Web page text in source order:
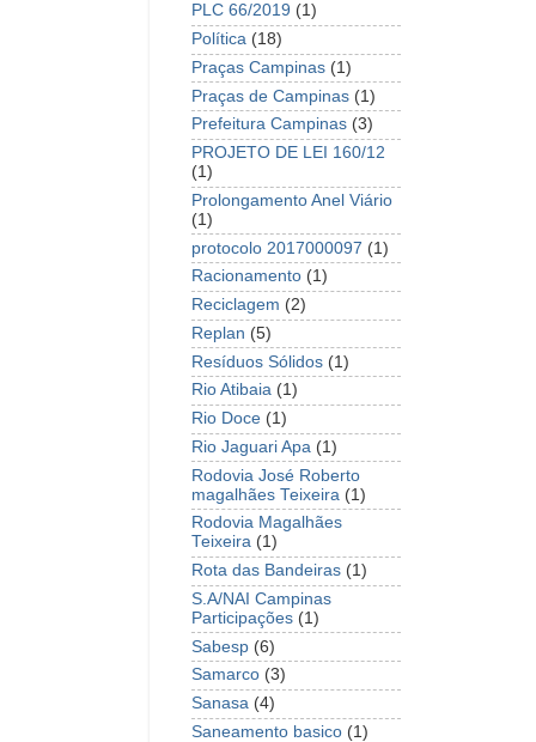
PLC 66/2019 (1)
Política (18)
Praças Campinas (1)
Praças de Campinas (1)
Prefeitura Campinas (3)
PROJETO DE LEI 160/12
(1)
Prolongamento Anel Viário
(1)
protocolo 2017000097 (1)
Racionamento (1)
Reciclagem (2)
Replan (5)
Resíduos Sólidos (1)
Rio Atibaia (1)
Rio Doce (1)
Rio Jaguari Apa (1)
Rodovia José Roberto
magalhães Teixeira (1)
Rodovia Magalhães
Teixeira (1)
Rota das Bandeiras (1)
S.A/NAI Campinas
Participações (1)
Sabesp (6)
Samarco (3)
Sanasa (4)
Saneamento basico (1)